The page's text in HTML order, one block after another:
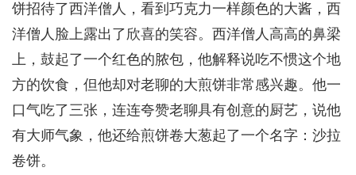
饼招待了西洋僧人，看到巧克力一样颜色的大酱，西
洋僧人脸上露出了欣喜的笑容。西洋僧人高高的鼻梁
上，鼓起了一个红色的脓包，他解释说吃不惯这个地
方的饮食，但他却对老聊的大煎饼非常感兴趣。他一
口气吃了三张，连连夸赞老聊具有创意的厨艺，说他
有大师气象，他还给煎饼卷大葱起了一个名字：沙拉
卷饼。